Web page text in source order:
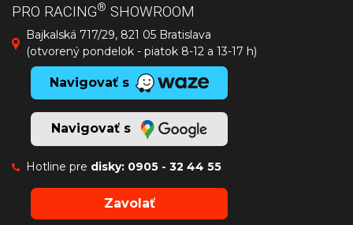
PRO RACING® SHOWROOM
Bajkalská 717/29, 821 05 Bratislava
(otvorený pondelok - piatok 8-12 a 13-17 h)
Navigovať s
Navigovať s
Hotline pre disky: 0905 - 32 44 55
Zavolať